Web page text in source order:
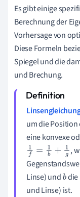
Es gibt einige
Berechnung der
Vorhersage von
Diese Formeln
Spiegel und die
und Brechung.
um die Position
eine konvexe
1f=1b +1 g ,
Linse) undbdie
und Linse) ist.